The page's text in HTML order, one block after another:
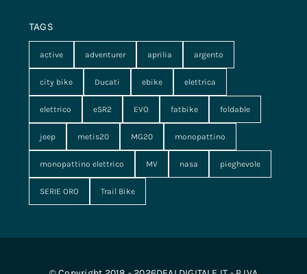
TAGS
active adventurer aprilia argento
city bike Ducati ebike elettrica
elettrico eSR2 EVO fatbike foldable
jeep metis20 MG20 monopattino
monopattino elettrico MV nasa pieghevole
SERIE ORO Trail Bike